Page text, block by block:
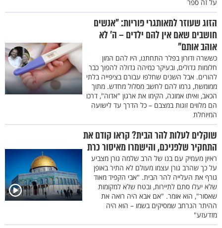
על זה ספר
הזוג שעוזר למאותגרי פוריות: "אנשים
חושבים שאם אין להם ילדים – ה’ לא
אוהב אותם"
כששרה ודורון בפלר התחתנו, היו להם המון
חלומות גדולים, ובעיקר כמיהה גדולה להפוך כבר
להורים. אבל השנים שחלפו עבורם בציפייה בלתי
ממומשת, גרמו להם לחשב מסלול מחדש. מתוך
הכאב, ואיתו אמונה, הקימו את ארגון "אדוה", דרכו
הם מלווים זוגות במצבם – כל הדרך עד לישועה
המיוחלת
שוקלים לעלות להר הבית? קראו קודם את
התחקיר שלפניכם, והישמרו מאיסור כרת
ראיון מעמיק עם בנו של הרב שלמה גורן מצביע
על כך שהרב גורן עצמו מעולם לא התיר באופן
גורף את העלייה להר הבית. "אבי הקפיד מאוד
שלא יעלו סתם לתיירות, ובטח שלא למקומות
שאסור", הוא אומר. "אם אבא היה רואה את
ההיתר הנרחב שמסיקים בשמו – הוא היה
מזדעזע"